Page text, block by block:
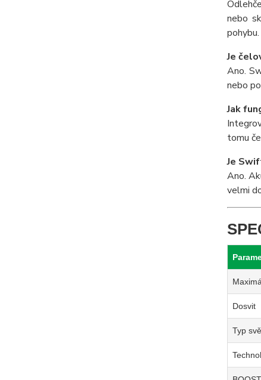
nebo
pohybu.
Je
Ano.
nebo
Jak
tomu
Je
Ano.
velmi
Dosvit
Typ